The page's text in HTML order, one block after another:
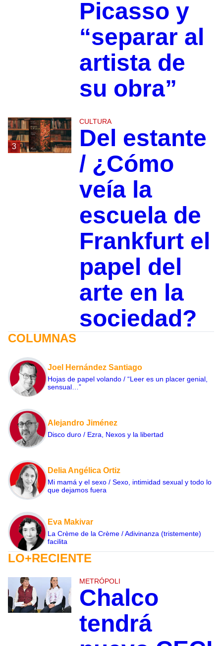
Picasso y
“separar al
artista de
su obra”
3
CULTURA
Del estante
/ ¿Cómo
veía la
escuela de
Frankfurt el
papel del
arte en la
sociedad?
COLUMNAS
Joel Hernández Santiago
Hojas de papel volando / “Leer es un placer genial,
sensual…”
Alejandro Jiménez
Disco duro / Ezra, Nexos y la libertad
Delia Angélica Ortiz
Mi mamá y el sexo / Sexo, intimidad sexual y todo lo
que dejamos fuera
Eva Makivar
La Crème de la Crème / Adivinanza (tristemente)
facilita
LO+RECIENTE
METRÓPOLI
Chalco
tendrá